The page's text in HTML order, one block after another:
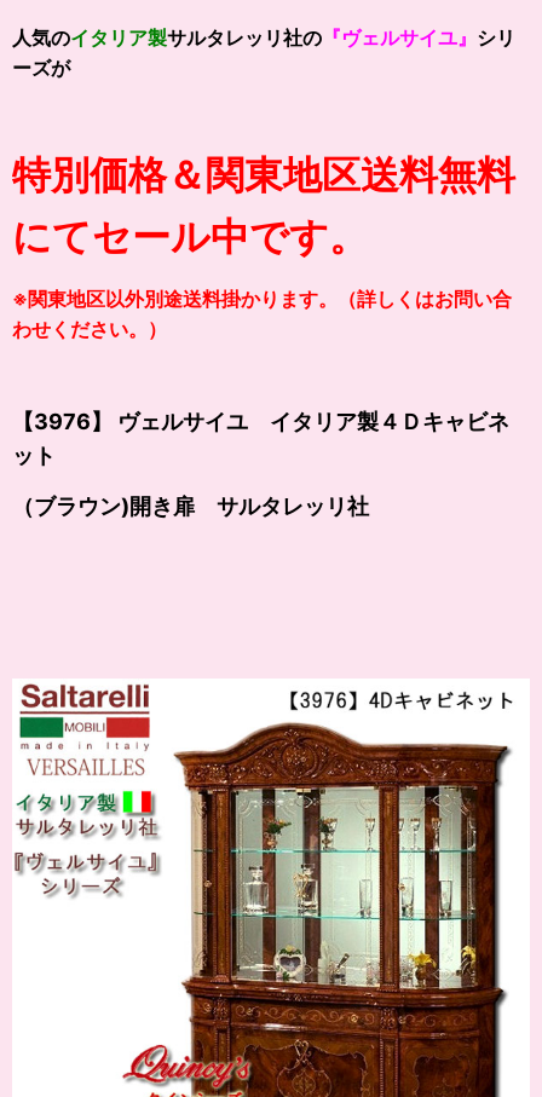
人気のイタリア製サルタレッリ社の 『ヴェルサイユ』 シリ
ーズが
特別価格＆関東地区送料無料
にてセール中です。
※関東地区以外別途送料掛かります。（詳しくはお問い合
わせください。）
【3976】 ヴェルサイユ イタリア製４Ｄキャビネ
ット
（ブラウン)開き扉 サルタレッリ社